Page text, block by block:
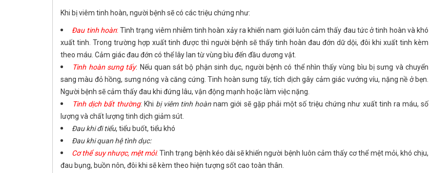
Khi bị viêm tinh hoàn, người bệnh sẽ có các triệu chứng như:
Đau tinh hoàn: Tình trạng viêm nhiễm tinh hoàn xảy ra khiến nam giới luôn cảm thấy đau tức ở tinh hoàn và khó
xuất tinh. Trong trường hợp xuất tinh được thì người bệnh sẽ thấy tinh hoàn đau đớn dữ dội, đôi khi xuất tinh kèm
theo máu. Cảm giác đau đớn có thể lây lan từ vùng bìu đến đầu dương vật.
Tinh hoàn sưng tấy: Nếu quan sát bộ phận sinh dục, người bệnh có thể nhìn thấy vùng bìu bị sưng và chuyển
sang màu đỏ hồng, sưng nóng và căng cứng. Tinh hoàn sưng tấy, tích dịch gây cảm giác vướng víu, nặng nề ở bẹn.
Người bệnh sẽ cảm thấy đau khi đứng lâu, vận động mạnh hoặc làm việc nặng.
Tinh dịch bất thường: Khi bị viêm tinh hoàn nam giới sẽ gặp phải một số triệu chứng như xuất tinh ra máu, số
lượng và chất lượng tinh dịch giảm sút.
Đau khi đi tiểu, tiểu buốt, tiểu khó
Đau khi quan hệ tình dục:
Cơ thể suy nhược, mệt mỏi: Tình trạng bệnh kéo dài sẽ khiến người bệnh luôn cảm thấy cơ thể mệt mỏi, khó chịu,
đau bụng, buồn nôn, đôi khi sẽ kèm theo hiện tượng sốt cao toàn thân.